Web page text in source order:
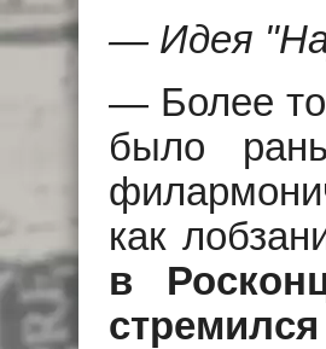
— Идея
— Более
было
как
в
стремился